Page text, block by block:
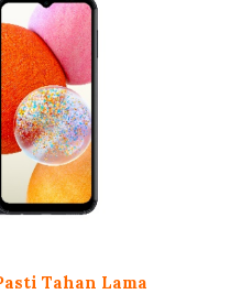
Tahan Lama